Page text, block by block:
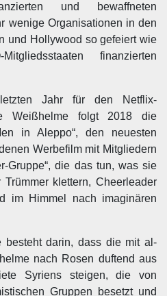
und bewaffneten
wenige Organisationen in den
und Hollywood so gefeiert wie
finanzierten
Jahr für den Netflix-
Weißhelme folgt 2018 die
in Aleppo“, den neuesten
Werbefilm mit Mitgliedern
Gruppe“, die das tun, was sie
klettern, Cheerleader
im Himmel nach imaginären
besteht darin, dass die mit al-
nach Rosen duftend aus
Syriens steigen, die von
Gruppen besetzt und